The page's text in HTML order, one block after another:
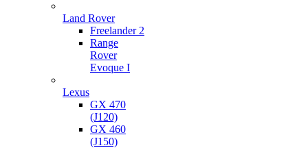
Land Rover
Freelander 2
Range
Rover
Evoque I
Lexus
GX 470
(J120)
GX 460
(J150)